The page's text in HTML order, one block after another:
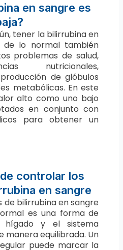
en sangre es
tener la bilirrubina en
de lo normal también
problemas de salud,
nutricionales,
de glóbulos
metabólicas. En este
alto como uno bajo
en conjunto con
para obtener un
controlar los
en sangre
de bilirrubina en sangre
es una forma de
hígado y el sistema
manera equilibrada. Un
puede marcar la